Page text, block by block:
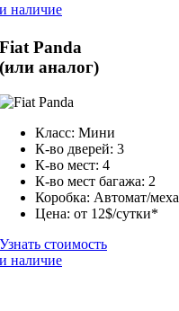
и наличие
Fiat Panda
(или аналог)
Класс: Мини
К-во дверей: 3
К-во мест: 4
К-во мест багажа: 2
Коробка: Автомат/
Цена: от 12$/сутки*
Узнать стоимость
и наличие